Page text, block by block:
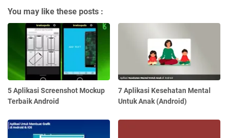
You may like these posts :
5 Aplikasi Screenshot Mockup
Terbaik Android
7 Aplikasi Kesehatan Mental
Untuk Anak (Android)